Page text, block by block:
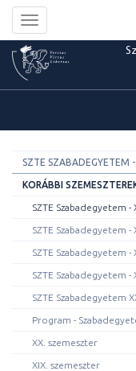
Toggle
navigation
SZTE SZABADEGYETEM
KORÁBBI
SZTE Szabadegyetem -
SZTE Szabadegyetem -
SZTE Szabadegyetem -
SZTE Szabadegyetem -
SZTE Szabadegyetem
Program -
XX. szemeszter
XIX. szemeszter